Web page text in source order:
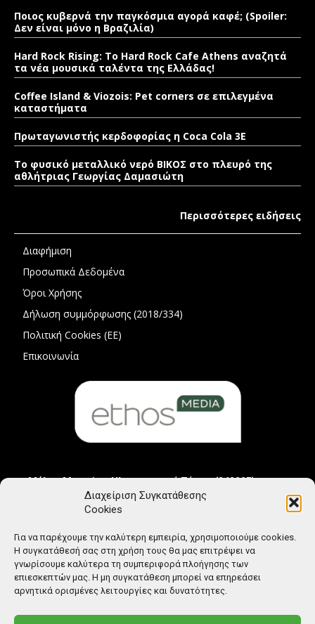
Διαχείριση Συγκατάθεσης
Cookies
Για να παρέχουμε την καλύτερη εμπειρία, χρησιμοποιούμε cookies.
Η συγκατάθεσή σας στη χρήση τους θα μας επιτρέψει να
γνωρίσουμε καλύτερα τη συμπεριφορά πλοήγησης των
επιεσκεπτών μας. Η μη συγκατάθεση μπορεί να επηρεάσει
αρνητικά ορισμένες λειτουργίες και δυνατότητες.
Ποιος κυβερνά την παγκόσμια αγορά καφέ; (Spoiler:
Δεν είναι μόνο η Βραζιλία)
Hard Rock Rising: Το Hard Rock Cafe Athens αναζητά
τα νέα μουσικά ταλέντα της Ελλάδας!
Coffee Island & Viozois: Pet corners σε επιλεγμένα
καταστήματα
Πρωταγωνιστής κερδοφορίας η Coca Cola 3E
Το φυσικό μεταλλικό νερό ΒΙΚΟΣ στο πλευρό της
αθλήτριας Γεωργίας Δαμασιώτη
Περισσότερες ειδήσεις
Διαφήμιση
Προσωπικά Δεδομένα
Όροι Χρήσης
Δήλωση συμμόρφωσης (2018/334)
Πολιτική Cookies (ΕΕ)
Επικοινωνία
Μέλος Μητρώου Ηλεκτρονικού Τύπου (242225)